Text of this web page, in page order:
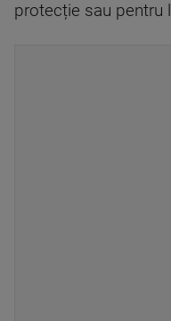
protecție sau pentru